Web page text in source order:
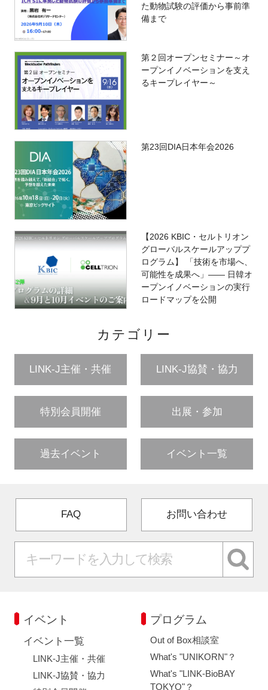
た動物試験の評価から事前準
備まで
第２回オープンセミナー～オ
ープンイノベーションを支え
るキープレイヤー～
第23回DIA日本年会2026
【2026 KBIC・セルトリオン
グローバルスケールアッププ
ログラム】 「技術を市場へ、
可能性を成果へ」―― 日韓オ
ープンイノベーションの実行
ロードマップを公開
カテゴリー
LINK-J主催・共催 LINK-J協賛・協力
特別会員開催 出展・参加
過去イベント イベント一覧
FAQ お問い合わせ
イベント
イベント一覧
LINK-J主催・共催
LINK-J協賛・協力
プログラム
Out of Box相談室
What's "UNIKORN"？
What's "LINK-BioBAY
TOKYO"？